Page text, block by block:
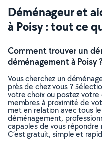
Déménageur et
à Poisy : tout ce
Comment trouver un
déménagement à Poisy ?
Vous cherchez un
près de chez vous ?
votre choix ou postez
membres à proximité de
met en relation avec tous
déménagement,
capables de vous répondre
C’est gratuit, simple et